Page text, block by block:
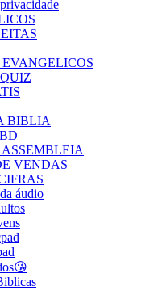
BIBLIA
VENDAS
áudio